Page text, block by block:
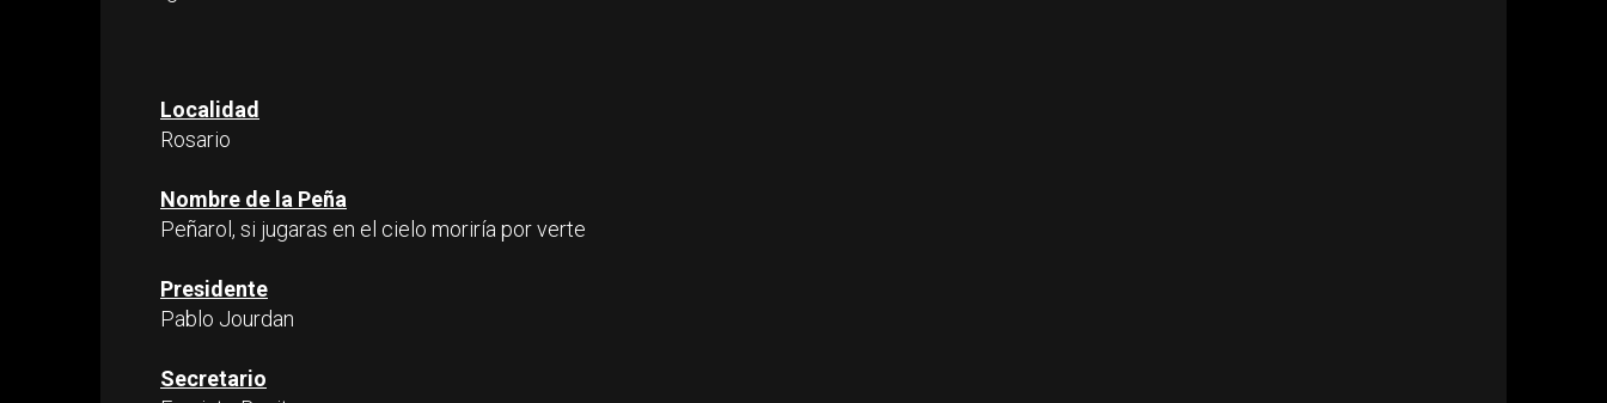
Localidad
Rosario
Nombre de la Peña
Peñarol, si jugaras en el cielo moriría por verte
Presidente
Pablo Jourdan
Secretario